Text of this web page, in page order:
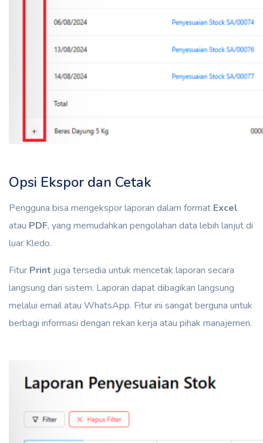
Opsi Ekspor dan Cetak
Pengguna bisa mengekspor laporan dalam format Excel
atau PDF, yang memudahkan pengolahan data lebih lanjut di
luar Kledo.
Fitur Print juga tersedia untuk mencetak laporan secara
langsung dari sistem. Laporan dapat dibagikan langsung
melalui email atau WhatsApp. Fitur ini sangat berguna untuk
berbagi informasi dengan rekan kerja atau pihak manajemen.